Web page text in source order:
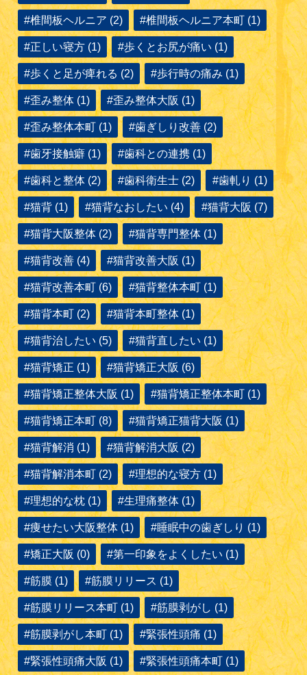
#椎間板ヘルニア (2) #椎間板ヘルニア本町 (1)
#正しい寝方 (1) #歩くとお尻が痛い (1)
#歩くと足が痺れる (2) #歩行時の痛み (1)
#歪み整体 (1) #歪み整体大阪 (1)
#歪み整体本町 (1) #歯ぎしり改善 (2)
#歯牙接触癖 (1) #歯科との連携 (1)
#歯科と整体 (2) #歯科衛生士 (2) #歯軋り (1)
#猫背 (1) #猫背なおしたい (4) #猫背大阪 (7)
#猫背大阪整体 (2) #猫背専門整体 (1)
#猫背改善 (4) #猫背改善大阪 (1)
#猫背改善本町 (6) #猫背整体本町 (1)
#猫背本町 (2) #猫背本町整体 (1)
#猫背治したい (5) #猫背直したい (1)
#猫背矯正 (1) #猫背矯正大阪 (6)
#猫背矯正整体大阪 (1) #猫背矯正整体本町 (1)
#猫背矯正本町 (8) #猫背矯正猫背大阪 (1)
#猫背解消 (1) #猫背解消大阪 (2)
#猫背解消本町 (2) #理想的な寝方 (1)
#理想的な枕 (1) #生理痛整体 (1)
#痩せたい大阪整体 (1) #睡眠中の歯ぎしり (1)
#矯正大阪 (0) #第一印象をよくしたい (1)
#筋膜 (1) #筋膜リリース (1)
#筋膜リリース本町 (1) #筋膜剥がし (1)
#筋膜剥がし本町 (1) #緊張性頭痛 (1)
#緊張性頭痛大阪 (1) #緊張性頭痛本町 (1)